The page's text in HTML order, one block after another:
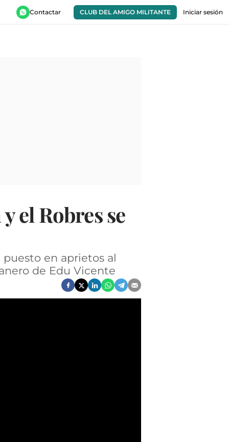
Contactar CLUB DEL AMIGO MILITANTE Iniciar sesión
el Robres se
en aprietos al
de Edu Vicente